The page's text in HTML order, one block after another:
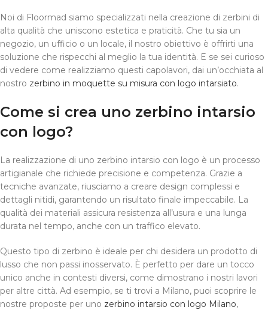
Noi di Floormad siamo specializzati nella creazione di zerbini di
alta qualità che uniscono estetica e praticità. Che tu sia un
negozio, un ufficio o un locale, il nostro obiettivo è offrirti una
soluzione che rispecchi al meglio la tua identità. E se sei curioso
di vedere come realizziamo questi capolavori, dai un’occhiata al
nostro zerbino in moquette su misura con logo intarsiato.
Come si crea uno zerbino intarsio
con logo?
La realizzazione di uno zerbino intarsio con logo è un processo
artigianale che richiede precisione e competenza. Grazie a
tecniche avanzate, riusciamo a creare design complessi e
dettagli nitidi, garantendo un risultato finale impeccabile. La
qualità dei materiali assicura resistenza all’usura e una lunga
durata nel tempo, anche con un traffico elevato.
Questo tipo di zerbino è ideale per chi desidera un prodotto di
lusso che non passi inosservato. È perfetto per dare un tocco
unico anche in contesti diversi, come dimostrano i nostri lavori
per altre città. Ad esempio, se ti trovi a Milano, puoi scoprire le
nostre proposte per uno zerbino intarsio con logo Milano,